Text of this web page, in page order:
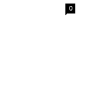
0